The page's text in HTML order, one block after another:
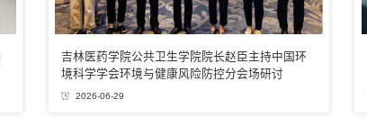
吉林医药学院公共卫生学院院长赵臣主持中国环
境科学学会环境与健康风险防控分会场研讨
2026-06-29